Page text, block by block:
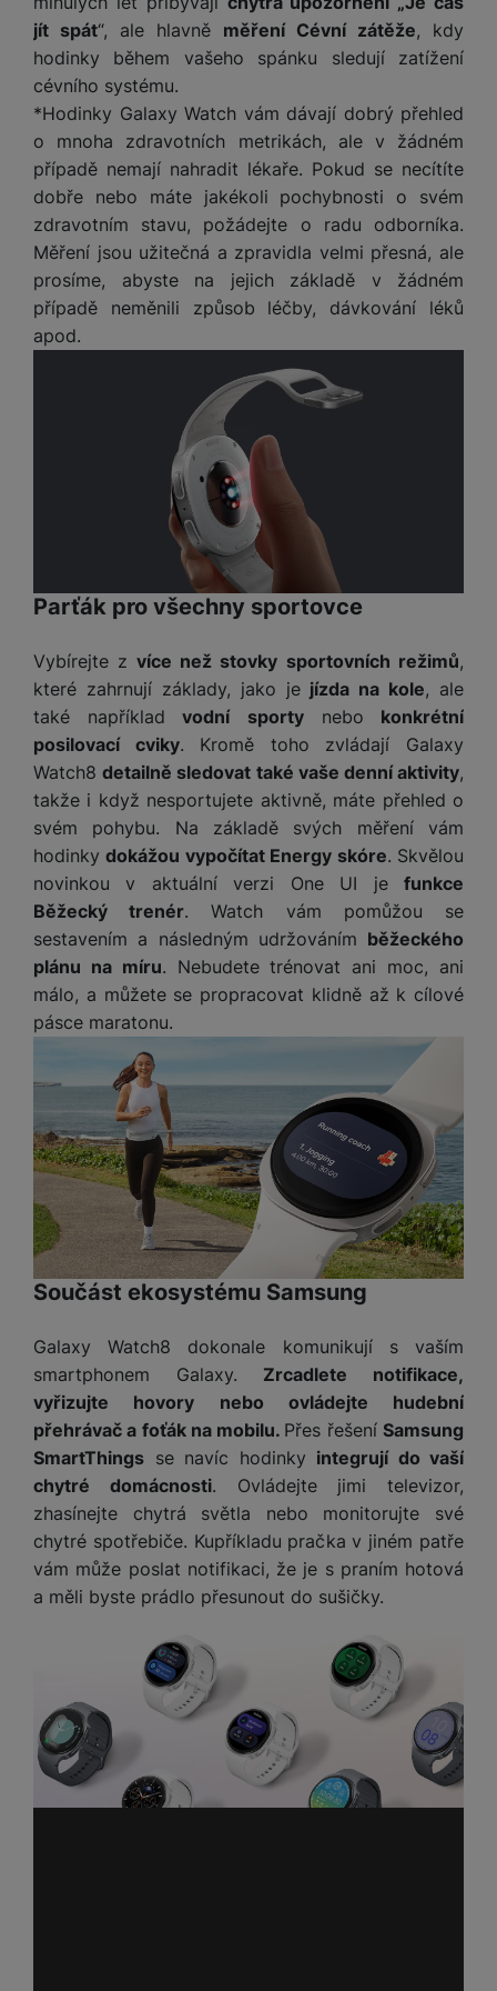
našich reklamních kampaní. Jejich pomocí určujeme počet
návštěv a zdroje návštěv našich internetových stránek. Data
získaná pomocí těchto cookies zpracováváme souhrnně a
anonymně, takže nejsme schopni identifikovat konkrétní
uživatele našeho webu.
Marketingové
Marketingové-
abychom vás neobtěžovali nevhodnou
reklamou.
Povoleno
Marketingové cookies používáme my nebo naši partneři,
abychom vám mohli zobrazit vhodné obsahy nebo reklamy jak
na našich stránkách, tak na stránkách třetích stran.
jít spát“, ale hlavně měření Cévní zátěže, kdy
hodinky během vašeho spánku sledují zatížení
cévního systému.
*Hodinky Galaxy Watch vám dávají dobrý přehled
o mnoha zdravotních metrikách, ale v žádném
případě nemají nahradit lékaře. Pokud se necítíte
dobře nebo máte jakékoli pochybnosti o svém
zdravotním stavu, požádejte o radu odborníka.
Měření jsou užitečná a zpravidla velmi přesná, ale
prosíme, abyste na jejich základě v žádném
případě neměnili způsob léčby, dávkování léků
apod.
Parťák pro všechny sportovce
Vybírejte z více než stovky sportovních režimů,
které zahrnují základy, jako je jízda na kole, ale
také například vodní sportynebo konkrétní
posilovací cviky. Kromě toho zvládají Galaxy
Watch8detailně sledovat také vaše denní aktivity,
takže i když nesportujete aktivně, máte přehled o
svém pohybu. Na základě svých měření vám
hodinkydokážou vypočítat Energy skóre. Skvělou
novinkou v aktuální verzi One UI je funkce
Běžecký trenér. Watch vám pomůžou se
sestavením a následným udržováním běžeckého
plánu na míru. Nebudete trénovat ani moc, ani
málo, a můžete se propracovat klidně až k cílové
pásce maratonu.
Součást ekosystému Samsung
Galaxy Watch8 dokonale komunikují s vaším
smartphonem Galaxy. Zrcadlete notifikace,
vyřizujte hovory nebo ovládejte hudební
přehrávač a foťák na mobilu. Přes řešení Samsung
SmartThings se navíc hodinky integrují do vaší
chytré domácnosti. Ovládejte jimi televizor,
zhasínejte chytrá světla nebo monitorujte své
chytré spotřebiče. Kupříkladu pračka v jiném patře
vám může poslat notifikaci, že je s praním hotová
a měli byste prádlo přesunout do sušičky.